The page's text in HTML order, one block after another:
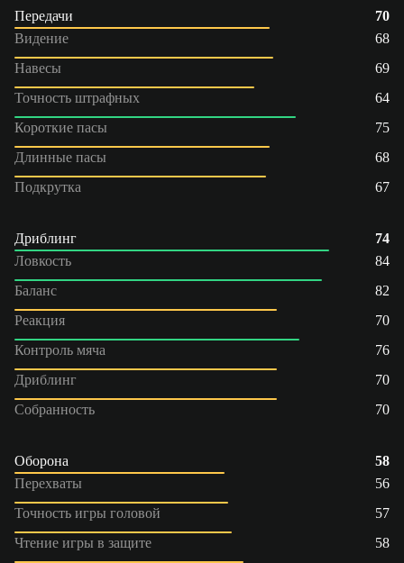
Передачи
70
Видение
68
Навесы
69
Точность штрафных
64
Короткие пасы
75
Длинные пасы
68
Подкрутка
67
Дриблинг
74
Ловкость
84
Баланс
82
Реакция
70
Контроль мяча
76
Дриблинг
70
Собранность
70
Оборона
58
Перехваты
56
Точность игры головой
57
Чтение игры в защите
58